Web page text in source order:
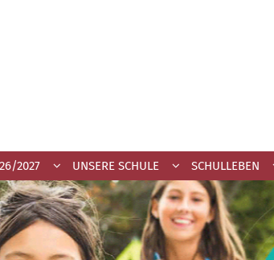
2027 UNSERE SCHULE SCHULLEBEN